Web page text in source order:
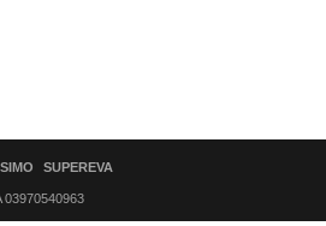
SUPEREVA
03970540963